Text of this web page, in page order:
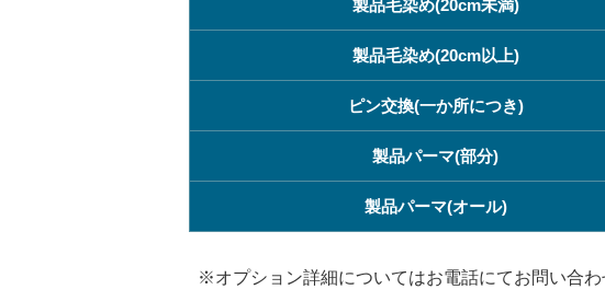
製品毛染め(20cm未満)
製品毛染め(20cm以上)
ピン交換(一か所につき)
製品パーマ(部分)
製品パーマ(オール)
※オプション詳細についてはお電話にてお問い合わ